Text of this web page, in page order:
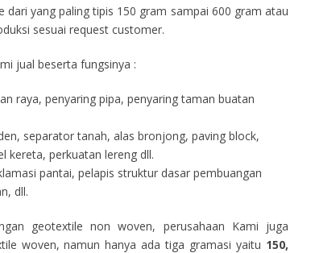
yang paling tipis 150 gram sampai 600 gram atau
sesuai request customer.
jual beserta fungsinya :
raya, penyaring pipa, penyaring taman buatan
separator tanah, alas bronjong, paving block,
kereta, perkuatan lereng dll.
pantai, pelapis struktur dasar pembuangan
dll.
geotextile non woven, perusahaan Kami juga
woven, namun hanya ada tiga gramasi yaitu 150,